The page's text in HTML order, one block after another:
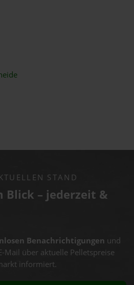
STAND
Blick – jederzeit &
Benachrichtigungen und
Mail über aktuelle Pelletspreise
informiert.